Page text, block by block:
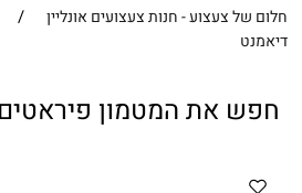
חלום של צעצוע - חנות צעצועים אונליין /
דיאמנט
חפש את המטמון פיראטים